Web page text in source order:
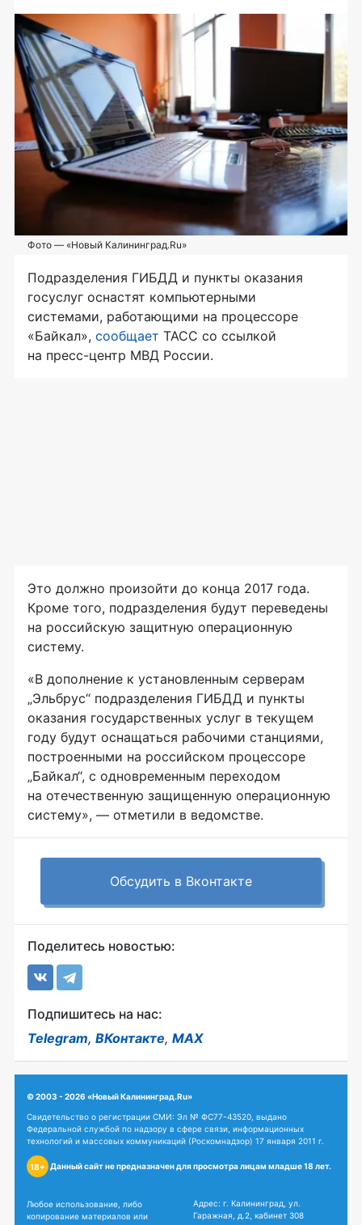
Фото — «Новый Калининград.Ru»
Подразделения ГИБДД и пункты оказания
госуслуг оснастят компьютерными
системами, работающими на процессоре
«Байкал», сообщает ТАСС со ссылкой
на пресс-центр МВД России.
Это должно произойти до конца 2017 года.
Кроме того, подразделения будут переведены
на российскую защитную операционную
систему.
«В дополнение к установленным серверам
„Эльбрус“ подразделения ГИБДД и пункты
оказания государственных услуг в текущем
году будут оснащаться рабочими станциями,
построенными на российском процессоре
„Байкал“, с одновременным переходом
на отечественную защищенную операционную
систему», — отметили в ведомстве.
Обсудить в Вконтакте
Поделитесь новостью:
Подпишитесь на нас:
Telegram, ВКонтакте, MAX
© 2003 - 2026 «Новый Калининград.Ru»
Свидетельство о регистрации СМИ: Эл № ФС77-43520, выдано
Федеральной службой по надзору в сфере связи, информационных
технологий и массовых коммуникаций (Роскомнадзор) 17 января 2011 г.
18+ Данный сайт не предназначен для просмотра лицам младше 18 лет.
Любое использование, либо
копирование материалов или
Адрес: г. Калининград, ул.
Гаражная, д.2, кабинет 308